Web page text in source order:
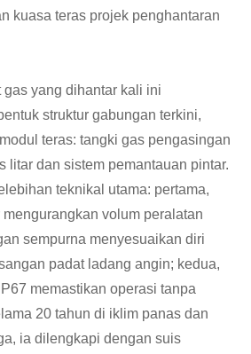
kuasa teras projek penghantaran
yang dihantar kali ini
struktur gabungan terkini,
teras: tangki gas pengasingan
litar dan sistem pemantauan pintar.
teknikal utama: pertama,
volum peralatan
sempurna menyesuaikan diri
padat ladang angin; kedua,
memastikan operasi tanpa
20 tahun di iklim panas dan
ia dilengkapi dengan suis